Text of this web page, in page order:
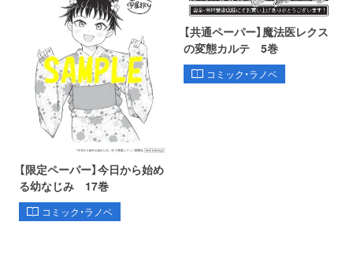
【限定ペーパー】今日から始め
る幼なじみ 17巻
コミック・ラノベ
【共通ペーパー】魔法医レクス
の変態カルテ 5巻
コミック・ラノベ